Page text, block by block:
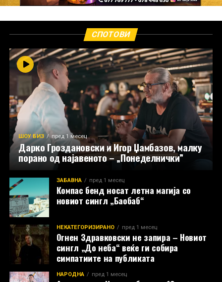
СПОТОВИ
ШОУ БИЗ пред 1 месец
Дарко Гроздановски и Игор Џамбазов, малку
порано од најавеното – „Понеделнички”
ЗАБАВНА пред 1 месец
Компас бенд носат летна магија со
новиот сингл „Баобаб“
НЕКАТЕГОРИЗИРАНО пред 1 месец
Огнен Здравковски не запира – Новиот
сингл „До неба“ веќе ги собира
симпатиите на публиката
НАРОДНА пред 1 месец